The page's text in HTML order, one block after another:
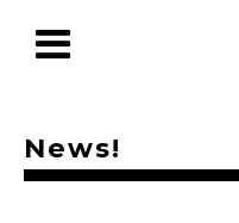
News!